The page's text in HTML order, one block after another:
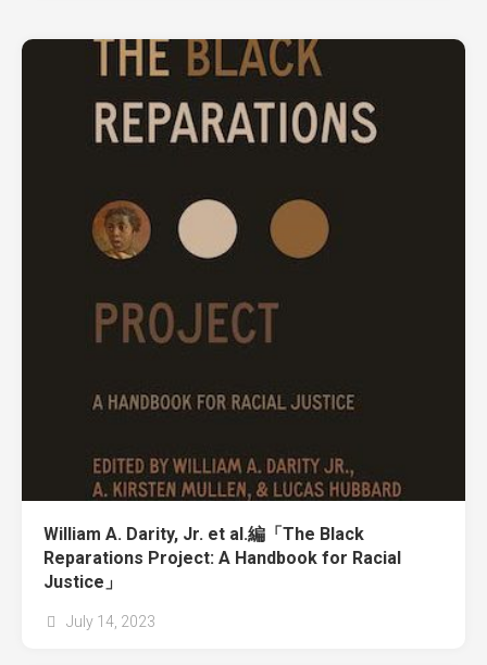
William A. Darity, Jr. et al.編「The Black
Reparations Project: A Handbook for Racial
Justice」
July 14, 2023